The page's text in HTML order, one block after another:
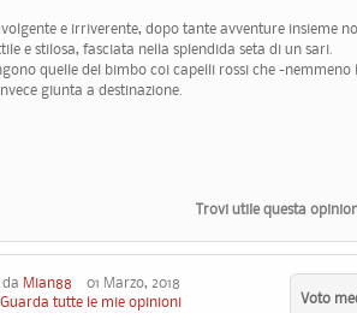
e irriverente, dopo tante avventure insieme
e stilosa, fasciata nella splendida seta di un sari.
quelle del bimbo coi capelli rossi che -
giunta a destinazione.
Trovi utile questa
Voto
Mian88 01 Marzo, 2018
Guarda tutte le mie opinioni